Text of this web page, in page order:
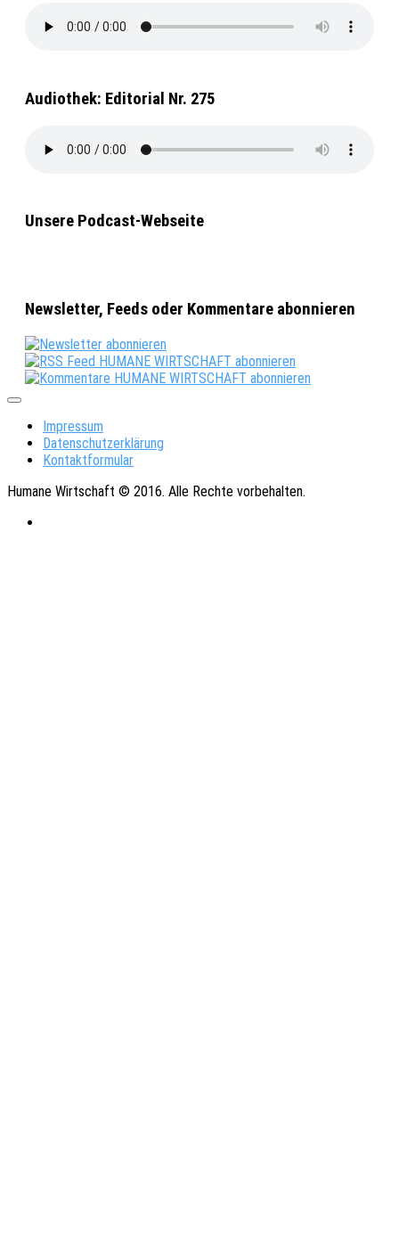
Audiothek: Editorial Nr. 275
Unsere Podcast-Webseite
Newsletter, Feeds oder Kommentare abonnieren
Impressum
Datenschutzerklärung
Kontaktformular
Humane Wirtschaft © 2016. Alle Rechte vorbehalten.